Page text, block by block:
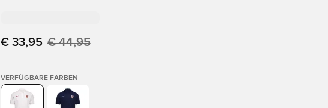
€ 33,95 € 44,95
VERFÜGBARE FARBEN